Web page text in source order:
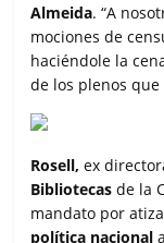
Almeida. “A
mociones de
haciéndole la
de los plenos que
Rosell,ex
Bibliotecas de la
mandato por
política nacional